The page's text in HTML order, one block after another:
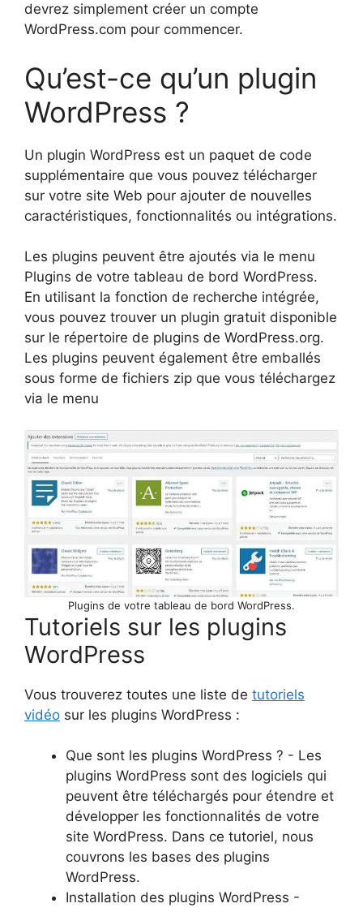
devrez simplement créer un compte
WordPress.com pour commencer.
Qu’est-ce qu’un plugin
WordPress ?
Un plugin WordPress est un paquet de code
supplémentaire que vous pouvez télécharger
sur votre site Web pour ajouter de nouvelles
caractéristiques, fonctionnalités ou intégrations.
Les plugins peuvent être ajoutés via le menu
Plugins de votre tableau de bord WordPress.
En utilisant la fonction de recherche intégrée,
vous pouvez trouver un plugin gratuit disponible
sur le répertoire de plugins de WordPress.org.
Les plugins peuvent également être emballés
sous forme de fichiers zip que vous téléchargez
via le menu
Plugins de votre tableau de bord WordPress.
Tutoriels sur les plugins
WordPress
Vous trouverez toutes une liste de tutoriels
vidéo sur les plugins WordPress :
Que sont les plugins WordPress ? - Les
plugins WordPress sont des logiciels qui
peuvent être téléchargés pour étendre et
développer les fonctionnalités de votre
site WordPress. Dans ce tutoriel, nous
couvrons les bases des plugins
WordPress.
Installation des plugins WordPress -